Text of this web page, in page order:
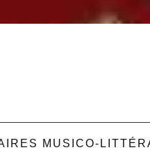
MUSICO-